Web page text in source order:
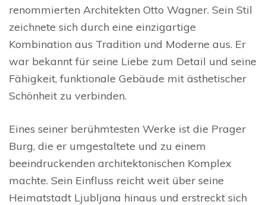
renommierten Architekten Otto Wagner. Sein Stil
zeichnete sich durch eine einzigartige
Kombination aus Tradition und Moderne aus. Er
war bekannt für seine Liebe zum Detail und seine
Fähigkeit, funktionale Gebäude mit ästhetischer
Schönheit zu verbinden.
Eines seiner berühmtesten Werke ist die Prager
Burg, die er umgestaltete und zu einem
beeindruckenden architektonischen Komplex
machte. Sein Einfluss reicht weit über seine
Heimatstadt Ljubljana hinaus und erstreckt sich